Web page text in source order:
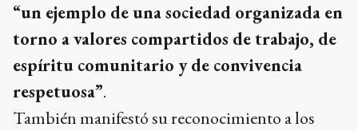
“un ejemplo de una sociedad organizada en
torno a valores compartidos de trabajo, de
espíritu comunitario y de convivencia
respetuosa”.
También manifestó su reconocimiento a los